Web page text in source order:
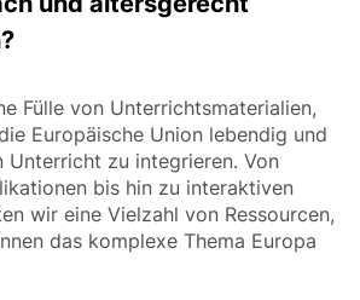
Fülle von Unterrichtsmaterialien,
Europäische Union lebendig und
Unterricht zu integrieren. Von
bis hin zu interaktiven
wir eine Vielzahl von Ressourcen,
das komplexe Thema Europa